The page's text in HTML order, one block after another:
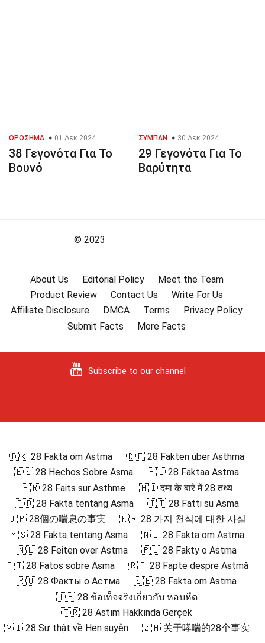
ΟΡΌΣΗΜΑ 01 Δεκ 2024
38 Γεγονότα Για Το
Βουνό
ΣΎΜΠΑΝ 30 Δεκ 2024
29 Γεγονότα Για Το
Βαρύτητα
© 2023
About Us Editorial Policy
Meet the Team
Product Review
Contact Us
Write For Us
Affiliate Disclosure
DMCA Terms
Privacy Policy
Submit Facts
More Facts
Subscribe to our channel
🇩🇰 28 Fakta om Astma
🇩🇪 28 Fakten über Asthma
🇪🇸 28 Hechos Sobre Asma
🇫🇮 28 Faktaa Astma
🇫🇷 28 Faits sur Asthme
🇭🇮 दमा के बारे में 28 तथ्य
🇮🇩 28 Fakta tentang Asma
🇮🇹 28 Fatti su Asma
🇯🇵 28個の喘息の事実
🇰🇷 28 가지 천식에 대한 사실
🇲🇸 28 Fakta tentang Asma
🇳🇴 28 Fakta om Astma
🇳🇱 28 Feiten over Astma
🇵🇱 28 Fakty o Astma
🇵🇹 28 Fatos sobre Asma
🇷🇴 28 Fapte despre Astmă
🇷🇺 28 Факты о Астма
🇸🇪 28 Fakta om Astma
🇹🇭 28 ข้อเท็จจริงเกี่ยวกับ หอบหืด
🇹🇷 28 Astım Hakkında Gerçek
🇻🇮 28 Sự thật về Hen suyễn
🇿🇭 关于哮喘的28个事实